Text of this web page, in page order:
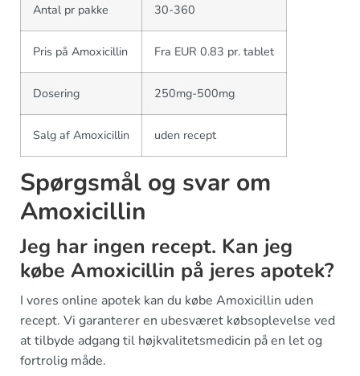
Antal pr pakke 30-360
Pris på Amoxicillin Fra EUR 0.83 pr. tablet
Dosering 250mg-500mg
Salg af Amoxicillin uden recept
Spørgsmål og svar om
Amoxicillin
Jeg har ingen recept. Kan jeg
købe Amoxicillin på jeres apotek?
I vores online apotek kan du købe Amoxicillin uden
recept. Vi garanterer en ubesværet købsoplevelse ved
at tilbyde adgang til højkvalitetsmedicin på en let og
fortrolig måde.